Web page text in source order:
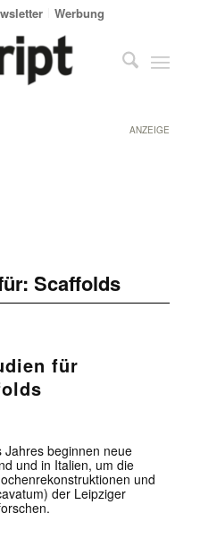
Werbung
ANZEIGE
Scaffolds
für
Jahres beginnen neue
und in Italien, um die
und
der Leipziger